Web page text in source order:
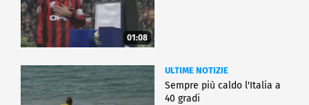
01:08
ULTIME NOTIZIE
Sempre più caldo l'Italia a
40 gradi